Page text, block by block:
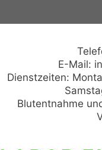
E-Mail:
Dienstzeiten:
Blutentnahme